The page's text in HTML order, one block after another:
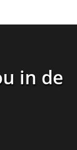
in de